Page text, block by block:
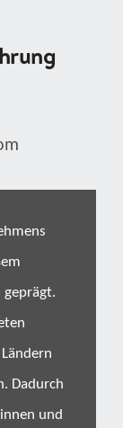
Dadurch
und